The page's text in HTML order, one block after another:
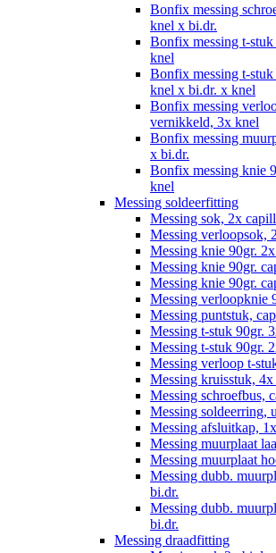
Bonfix messing
knel x bi.dr.
Bonfix messing t-
knel
Bonfix messing t-
knel x bi.dr. x knel
Bonfix messing
vernikkeld, 3x knel
Bonfix messing
x bi.dr.
Bonfix messing knie
knel
Messing soldeerfitting
Messing sok, 2x
Messing verloopsok,
Messing knie 90gr.
Messing knie 90gr.
Messing knie 90gr.
Messing verloopknie
Messing puntstuk,
Messing t-stuk 90gr.
Messing t-stuk 90gr.
Messing verloop t-
Messing kruisstuk,
Messing schroefbus,
Messing soldeerring,
Messing afsluitkap,
Messing muurplaat
Messing muurplaat
Messing dubb.
bi.dr.
Messing dubb.
bi.dr.
Messing draadfitting